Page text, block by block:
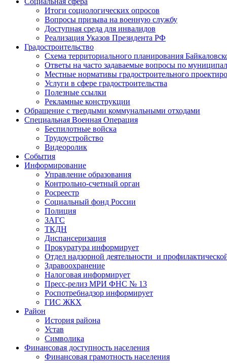
Итоги социологических опросов
Вопросы призыва на военную службу
Доступная среда для инвалидов
Реализация Указов Президента РФ
Градостроительство
Схема территориального планирования
Ответы на часто задаваемые вопросы по
Местные нормативы градостроительного
Услуги в сфере градостроительства
Полезные ссылки
Рекламные конструкции
Обращение с твердыми коммунальными отходами
Специальная Военная Операция
Беспилотные войска
Трудоустройство
Видеоролик
События
Информирование
Управление образования
Контрольно-счетный орган
Росреестр
Социальный фонд России
Полиция
ЗАГС
ТКДН
Диспансеризация
Прокуратура информирует
Отдел надзорной деятельности и
Здравоохранение
Налоговая информирует
Пресс-релиз МРИ ФНС № 13
Роспотребнадзор информирует
ГИС ЖКХ
Район
История района
Устав
Символика
Финансовая доступность населения
Финансовая грамотность населения